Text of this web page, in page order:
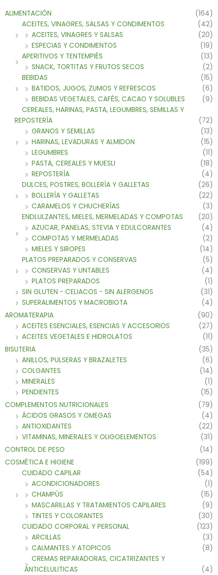
ALIMENTACIÓN
(164)
ACEITES, VINAGRES, SALSAS Y CONDIMENTOS
(42)
ACEITES, VINAGRES Y SALSAS
(20)
ESPECIAS Y CONDIMENTOS
(19)
APERITIVOS Y TENTEMPIÉS
(13)
SNACK, TORTITAS Y FRUTOS SECOS
(2)
BEBIDAS
(15)
BATIDOS, JUGOS, ZUMOS Y REFRESCOS
(6)
BEBIDAS VEGETALES, CAFÉS, CACAO Y SOLUBLES
(9)
CEREALES, HARINAS, PASTA, LEGUMBRES, SEMILLAS Y
REPOSTERÍA
(72)
GRANOS Y SEMILLAS
(13)
HARINAS, LEVADURAS Y ALMIDON
(15)
LEGUMBRES
(11)
PASTA, CEREALES Y MUESLI
(18)
REPOSTERÍA
(4)
DULCES, POSTRES, BOLLERÍA Y GALLETAS
(26)
BOLLERÍA Y GALLETAS
(22)
CARAMELOS Y CHUCHERÍAS
(3)
ENDLULZANTES, MIELES, MERMELADAS Y COMPOTAS
(20)
AZUCAR, PANELAS, STEVIA Y EDULCORANTES
(4)
COMPOTAS Y MERMELADAS
(2)
MIELES Y SIROPES
(14)
PLATOS PREPARADOS Y CONSERVAS
(5)
CONSERVAS Y UNTABLES
(4)
PLATOS PREPARADOS
(1)
SIN GLUTEN - CELIACOS - SIN ALERGENOS
(31)
SUPERALIMENTOS Y MACROBIOTA
(4)
AROMATERAPIA
(90)
ACEITES ESENCIALES, ESENCIAS Y ACCESORIOS
(27)
ACEITES VEGETALES E HIDROLATOS
(11)
BISUTERIA
(35)
ANILLOS, PULSERAS Y BRAZALETES
(6)
COLGANTES
(14)
MINERALES
(1)
PENDIENTES
(15)
COMPLEMENTOS NUTRICIONALES
(79)
ÁCIDOS GRASOS Y OMEGAS
(4)
ANTIOXIDANTES
(22)
VITAMINAS, MINERALES Y OLIGOELEMENTOS
(31)
CONTROL DE PESO
(14)
COSMÉTICA E HIGIENE
(199)
CUIDADO CAPILAR
(54)
ACONDICIONADORES
(1)
CHAMPÚS
(15)
MASCARILLAS Y TRATAMIENTOS CAPILARES
(9)
TINTES Y COLORANTES
(30)
CUIDADO CORPORAL Y PERSONAL
(123)
ARCILLAS
(3)
CALMANTES Y ATOPICOS
(8)
CREMAS REPARADORAS, CICATRIZANTES Y
ANTICELULITICAS
(4)